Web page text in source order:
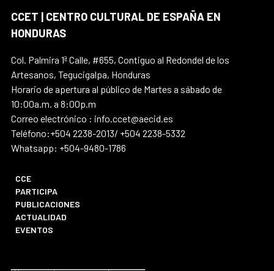
CCET | CENTRO CULTURAL DE ESPAÑA EN
HONDURAS
Col. Palmira 1ª Calle, #655, Contiguo al Redondel de los
Artesanos, Tegucigalpa, Honduras
Horario de apertura al público de Martes a sábado de
10:00a.m. a 8:00p.m
Correo electrónico : info.ccet@aecid.es
Teléfono:+504 2238-2013/ +504 2238-5332
Whatsapp: +504-9480-1786
CCE
PARTICIPA
PUBLICACIONES
ACTUALIDAD
EVENTOS